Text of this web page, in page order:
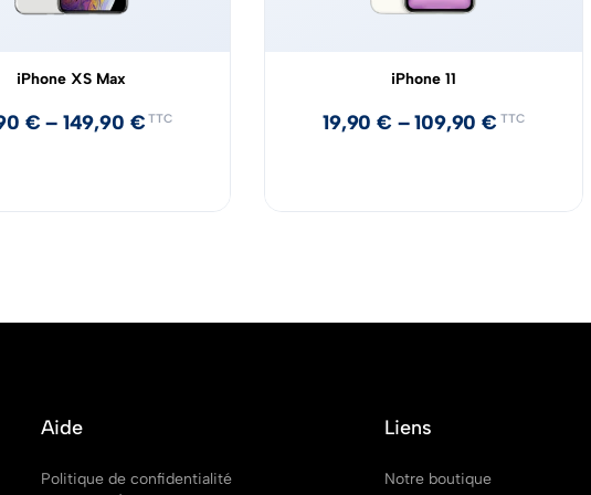
iPhone XS Max
€ – 149,90 € TTC
iPhone 11
19,90€ –109,90€ TTC
Aide
Politique de confidentialité
Liens
Notre boutique